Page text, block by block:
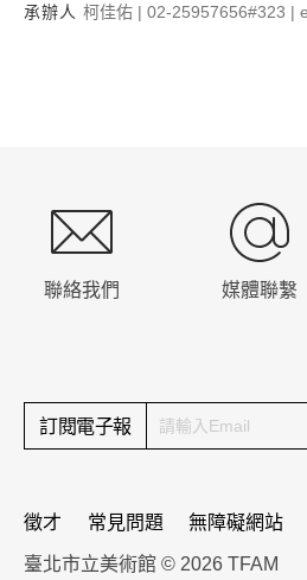
承辦人 柯佳佑 | 02-25957656#323 |
聯絡我們 媒體聯繫
訂閱電子報
徵才 常見問題 無障礙網站
臺北市立美術館 © 2026 TFAM